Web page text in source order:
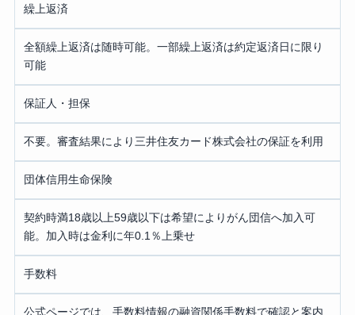
繰上返済
全額繰上返済は随時可能。一部繰上返済は約定返済日に限り
可能
保証人・担保
不要。審査結果により三井住友カード株式会社の保証を利用
団体信用生命保険
契約時満18歳以上59歳以下は希望によりがん団信へ加入可
能。加入時は金利に年0.1％上乗せ
手数料
公式ページでは、手数料情報の融資関係手数料で確認と案内